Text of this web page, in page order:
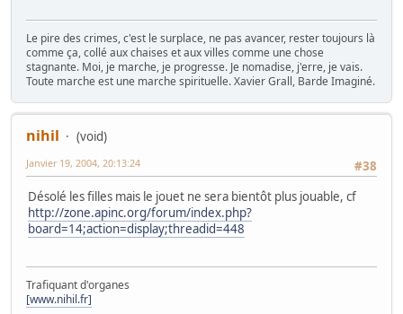
Le pire des crimes, c'est le surplace, ne pas avancer, rester toujours là
comme ça, collé aux chaises et aux villes comme une chose
stagnante. Moi, je marche, je progresse. Je nomadise, j'erre, je vais.
Toute marche est une marche spirituelle. Xavier Grall, Barde Imaginé.
nihil
(void)
#38
Janvier 19, 2004, 20:13:24
Désolé les filles mais le jouet ne sera bientôt plus jouable, cf
http://zone.apinc.org/forum/index.php?
board=14;action=display;threadid=448
Trafiquant d'organes
[www.nihil.fr]